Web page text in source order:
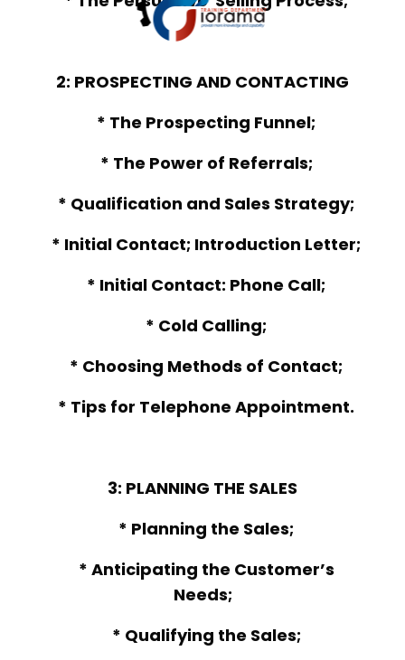
2: PROSPECTING AND CONTACTING
* The Prospecting Funnel;
* The Power of Referrals;
* Qualification and Sales Strategy;
* Initial Contact; Introduction Letter;
* Initial Contact: Phone Call;
* Cold Calling;
* Choosing Methods of Contact;
* Tips for Telephone Appointment.
3: PLANNING THE SALES
* Planning the Sales;
* Anticipating the Customer’s
Needs;
* Qualifying the Sales;